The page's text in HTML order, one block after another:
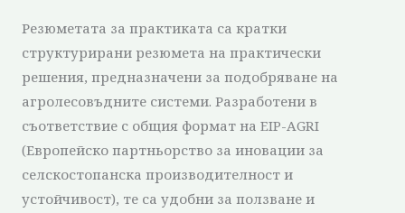
Резюметата за практиката са кратки
структурирани резюмета на практически
решения, предназначени за подобряване на
агролесовъдните системи. Разработени в
съответствие с общия формат на EIP-AGRI
(Европейско партньорство за иновации за
селскостопанска производителност и
устойчивост), те са удобни за ползване и